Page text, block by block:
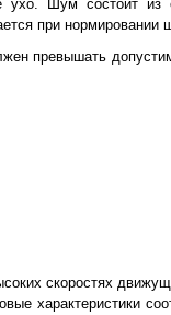
Шум состоит из
при нормировании
превышать
скоростях
характеристики